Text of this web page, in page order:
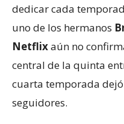
dedicar cada
uno de los hermanos
Netflixaún no
central de la quinta
cuarta temporada
seguidores.